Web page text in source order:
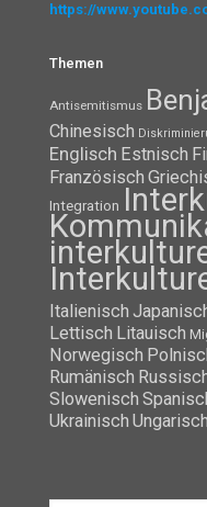
https://
Themen
Antisemitismus
Chinesisch
Englisch Estnisch
Französisch
Integration
Italienisch
Lettisch Litauisch
Norwegisch
Rumänisch
Slowenisch
Ukrainisch Ungarisch